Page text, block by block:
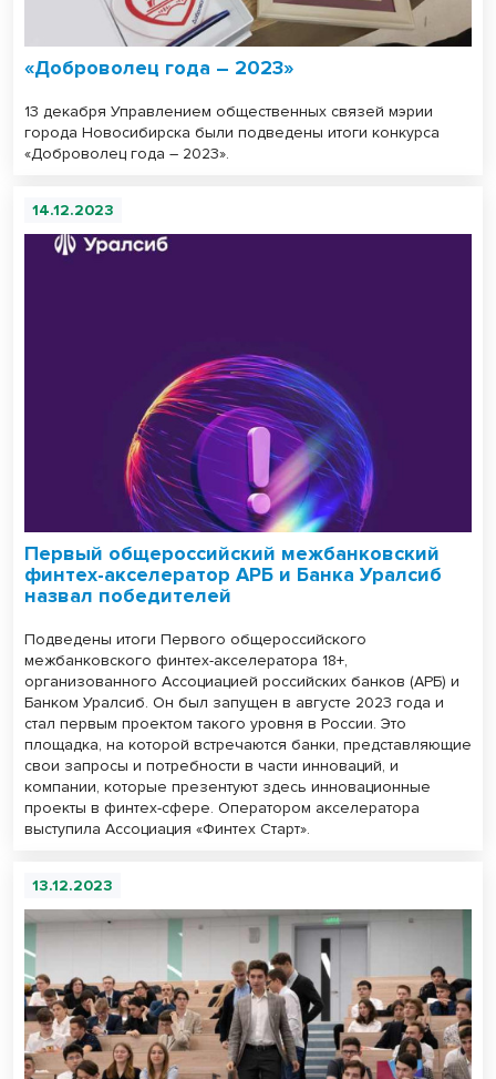
«Доброволец года – 2023»
13 декабря Управлением общественных связей мэрии
города Новосибирска были подведены итоги конкурса
«Доброволец года – 2023».
14.12.2023
Первый общероссийский межбанковский
финтех-акселератор АРБ и Банка Уралсиб
назвал победителей
Подведены итоги Первого общероссийского
межбанковского финтех-акселератора 18+,
организованного Ассоциацией российских банков (АРБ) и
Банком Уралсиб. Он был запущен в августе 2023 года и
стал первым проектом такого уровня в России. Это
площадка, на которой встречаются банки, представляющие
свои запросы и потребности в части инноваций, и
компании, которые презентуют здесь инновационные
проекты в финтех-сфере. Оператором акселератора
выступила Ассоциация «Финтех Старт».
13.12.2023